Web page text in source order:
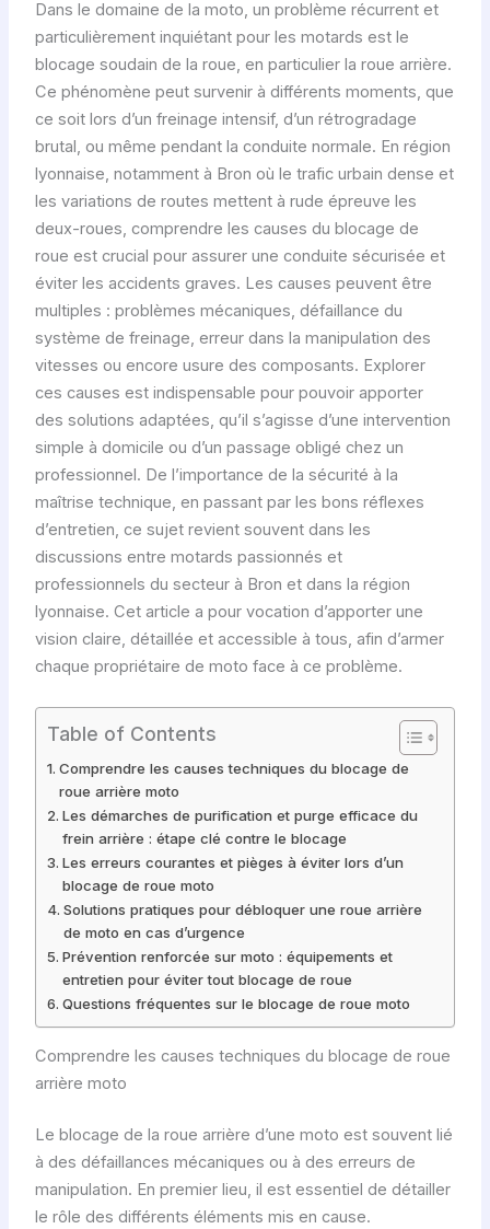
Dans le domaine de la moto, un problème récurrent et
particulièrement inquiétant pour les motards est le
blocage soudain de la roue, en particulier la roue arrière.
Ce phénomène peut survenir à différents moments, que
ce soit lors d’un freinage intensif, d’un rétrogradage
brutal, ou même pendant la conduite normale. En région
lyonnaise, notamment à Bron où le trafic urbain dense et
les variations de routes mettent à rude épreuve les
deux-roues, comprendre les causes du blocage de
roue est crucial pour assurer une conduite sécurisée et
éviter les accidents graves. Les causes peuvent être
multiples : problèmes mécaniques, défaillance du
système de freinage, erreur dans la manipulation des
vitesses ou encore usure des composants. Explorer
ces causes est indispensable pour pouvoir apporter
des solutions adaptées, qu’il s’agisse d’une intervention
simple à domicile ou d’un passage obligé chez un
professionnel. De l’importance de la sécurité à la
maîtrise technique, en passant par les bons réflexes
d’entretien, ce sujet revient souvent dans les
discussions entre motards passionnés et
professionnels du secteur à Bron et dans la région
lyonnaise. Cet article a pour vocation d’apporter une
vision claire, détaillée et accessible à tous, afin d’armer
chaque propriétaire de moto face à ce problème.
Table of Contents
Comprendre les causes techniques du blocage de
roue arrière moto
Les démarches de purification et purge efficace du
frein arrière : étape clé contre le blocage
Les erreurs courantes et pièges à éviter lors d’un
blocage de roue moto
Solutions pratiques pour débloquer une roue arrière
de moto en cas d’urgence
Prévention renforcée sur moto : équipements et
entretien pour éviter tout blocage de roue
Questions fréquentes sur le blocage de roue moto
Comprendre les causes techniques du blocage de roue
arrière moto
Le blocage de la roue arrière d’une moto est souvent lié
à des défaillances mécaniques ou à des erreurs de
manipulation. En premier lieu, il est essentiel de détailler
le rôle des différents éléments mis en cause.